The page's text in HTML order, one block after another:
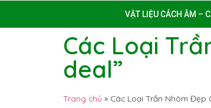
VẬT LIỆU CÁCH ÂM –
Các Loại
deal”
Trang chủ » Các Loại Trần Nhôm Đẹp